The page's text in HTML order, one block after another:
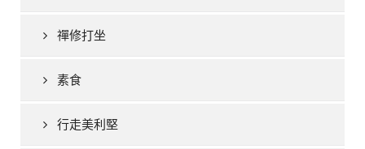
禪修打坐
素食
行走美利堅